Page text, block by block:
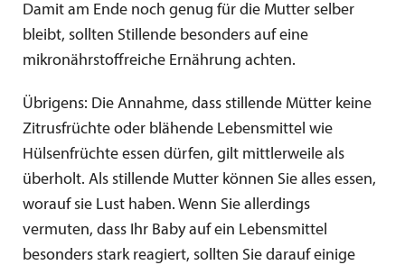
Damit am Ende noch genug für die Mutter selber
bleibt, sollten Stillende besonders auf eine
mikronährstoffreiche Ernährung achten.
Übrigens: Die Annahme, dass stillende Mütter keine
Zitrusfrüchte oder blähende Lebensmittel wie
Hülsenfrüchte essen dürfen, gilt mittlerweile als
überholt. Als stillende Mutter können Sie alles essen,
worauf sie Lust haben. Wenn Sie allerdings
vermuten, dass Ihr Baby auf ein Lebensmittel
besonders stark reagiert, sollten Sie darauf einige